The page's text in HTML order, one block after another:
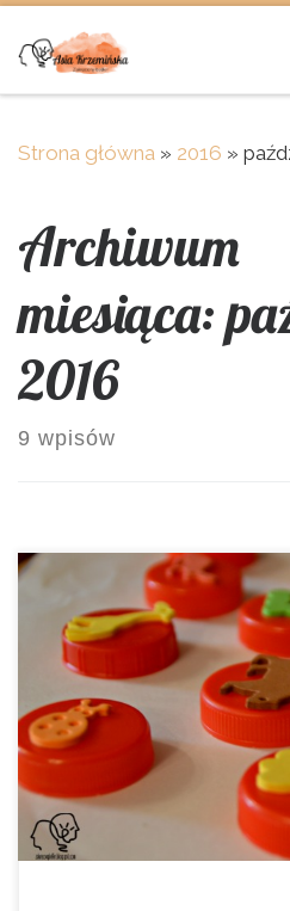
Skip to content
Strona główna » 2016 »
Archiwum
miesiąca:
2016
9 wpisów
Moja miłość do
granic. Są one
tworzonych na zajęcia gier
sprawdzają się również w
Co tym razem
Dzieci domowe szaleją,
nich dodatkowa energia
mnie). Potrzebne szybkie